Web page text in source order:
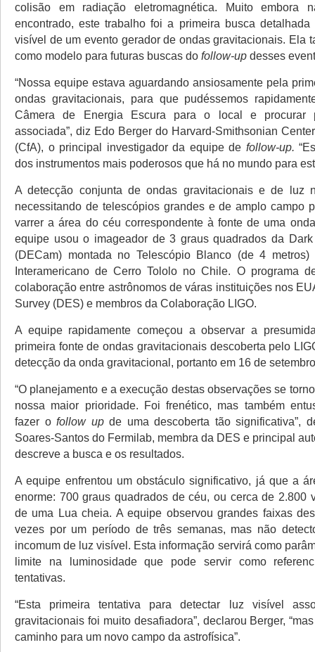
colisão em radiação eletromagnética. Muito embora
encontrado, este trabalho foi a primeira busca detalhada
visível de um evento gerador de ondas gravitacionais. Ela
como modelo para futuras buscas do follow-up desses
“Nossa equipe estava aguardando ansiosamente pela
ondas gravitacionais, para que pudéssemos
Câmera de Energia Escura para o local e procurar
associada”, diz Edo Berger do Harvard-Smithsonian
(CfA), o principal investigador da equipe de follow-up.
dos instrumentos mais poderosos que há no mundo para
A detecção conjunta de ondas gravitacionais e de luz
necessitando de telescópios grandes e de amplo campo
varrer a área do céu correspondente à fonte de uma
equipe usou o imageador de 3 graus quadrados da
(DECam) montada no Telescópio Blanco (de 4 metros)
Interamericano de Cerro Tololo no Chile. O programa
colaboração entre astrônomos de váras instituições nos
Survey (DES) e membros da Colaboração LIGO.
A equipe rapidamente começou a observar a
primeira fonte de ondas gravitacionais descoberta pelo
detecção da onda gravitacional, portanto em 16 de
“O planejamento e a execução destas observações se
nossa maior prioridade. Foi frenético, mas também
fazer o follow upde uma descoberta tão significativa”,
Soares-Santos do Fermilab, membra da DES e principal
descreve a busca e os resultados.
A equipe enfrentou um obstáculo significativo, já que a
enorme: 700 graus quadrados de céu, ou cerca de 2.800
de uma Lua cheia. A equipe observou grandes faixas
vezes por um período de três semanas, mas não
incomum de luz visível. Esta informação servirá como
limite na luminosidade que pode servir como
tentativas.
“Esta primeira tentativa para detectar luz visível
gravitacionais foi muito desafiadora”, declarou Berger,
caminho para um novo campo da astrofísica”.